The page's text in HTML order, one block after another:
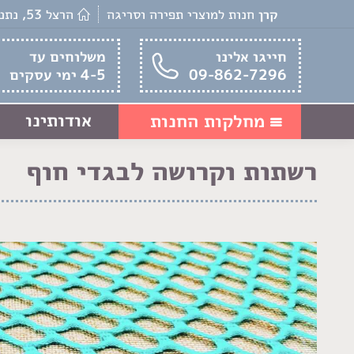
קרן חנות למוצרי תפירה וסריגה הרצל 53, נתניה
חייגו אלינו
09-862-7296
משלוחים עד
4-5 ימי עסקים
מחלקות החנות אודותינו
רשתות וקרושה לבגדי חוף